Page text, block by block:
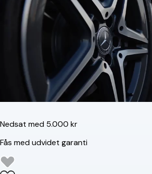
Nedsat med 5.000 kr
Fås med udvidet garanti